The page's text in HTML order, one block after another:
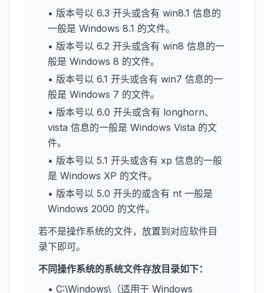
• 版本号以 6.3 开头或含有 win8.1 信息的
一般是 Windows 8.1 的文件。
• 版本号以 6.2 开头或含有 win8 信息的一
般是 Windows 8 的文件。
• 版本号以 6.1 开头或含有 win7 信息的一
般是 Windows 7 的文件。
• 版本号以 6.0 开头或含有 longhorn、
vista 信息的一般是 Windows Vista 的文
件。
• 版本号以 5.1 开头或含有 xp 信息的一般
是 Windows XP 的文件。
• 版本号以 5.0 开头的或含有 nt 一般是
Windows 2000 的文件。
若不是操作系统的文件，放置到对应软件目
录下即可。
不同操作系统的系统文件存放目录如下：
• C:\Windows\（适用于 Windows